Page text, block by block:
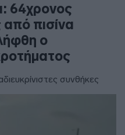
64χρονος
πισίνα
ο
συνθήκες